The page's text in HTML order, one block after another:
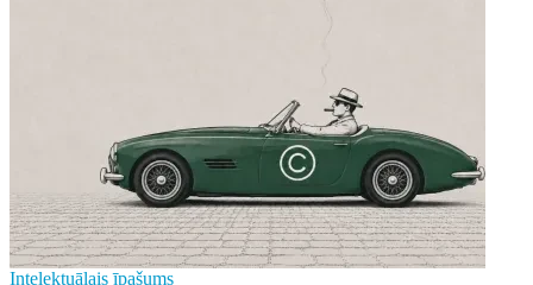
Intelektuālais īpašums